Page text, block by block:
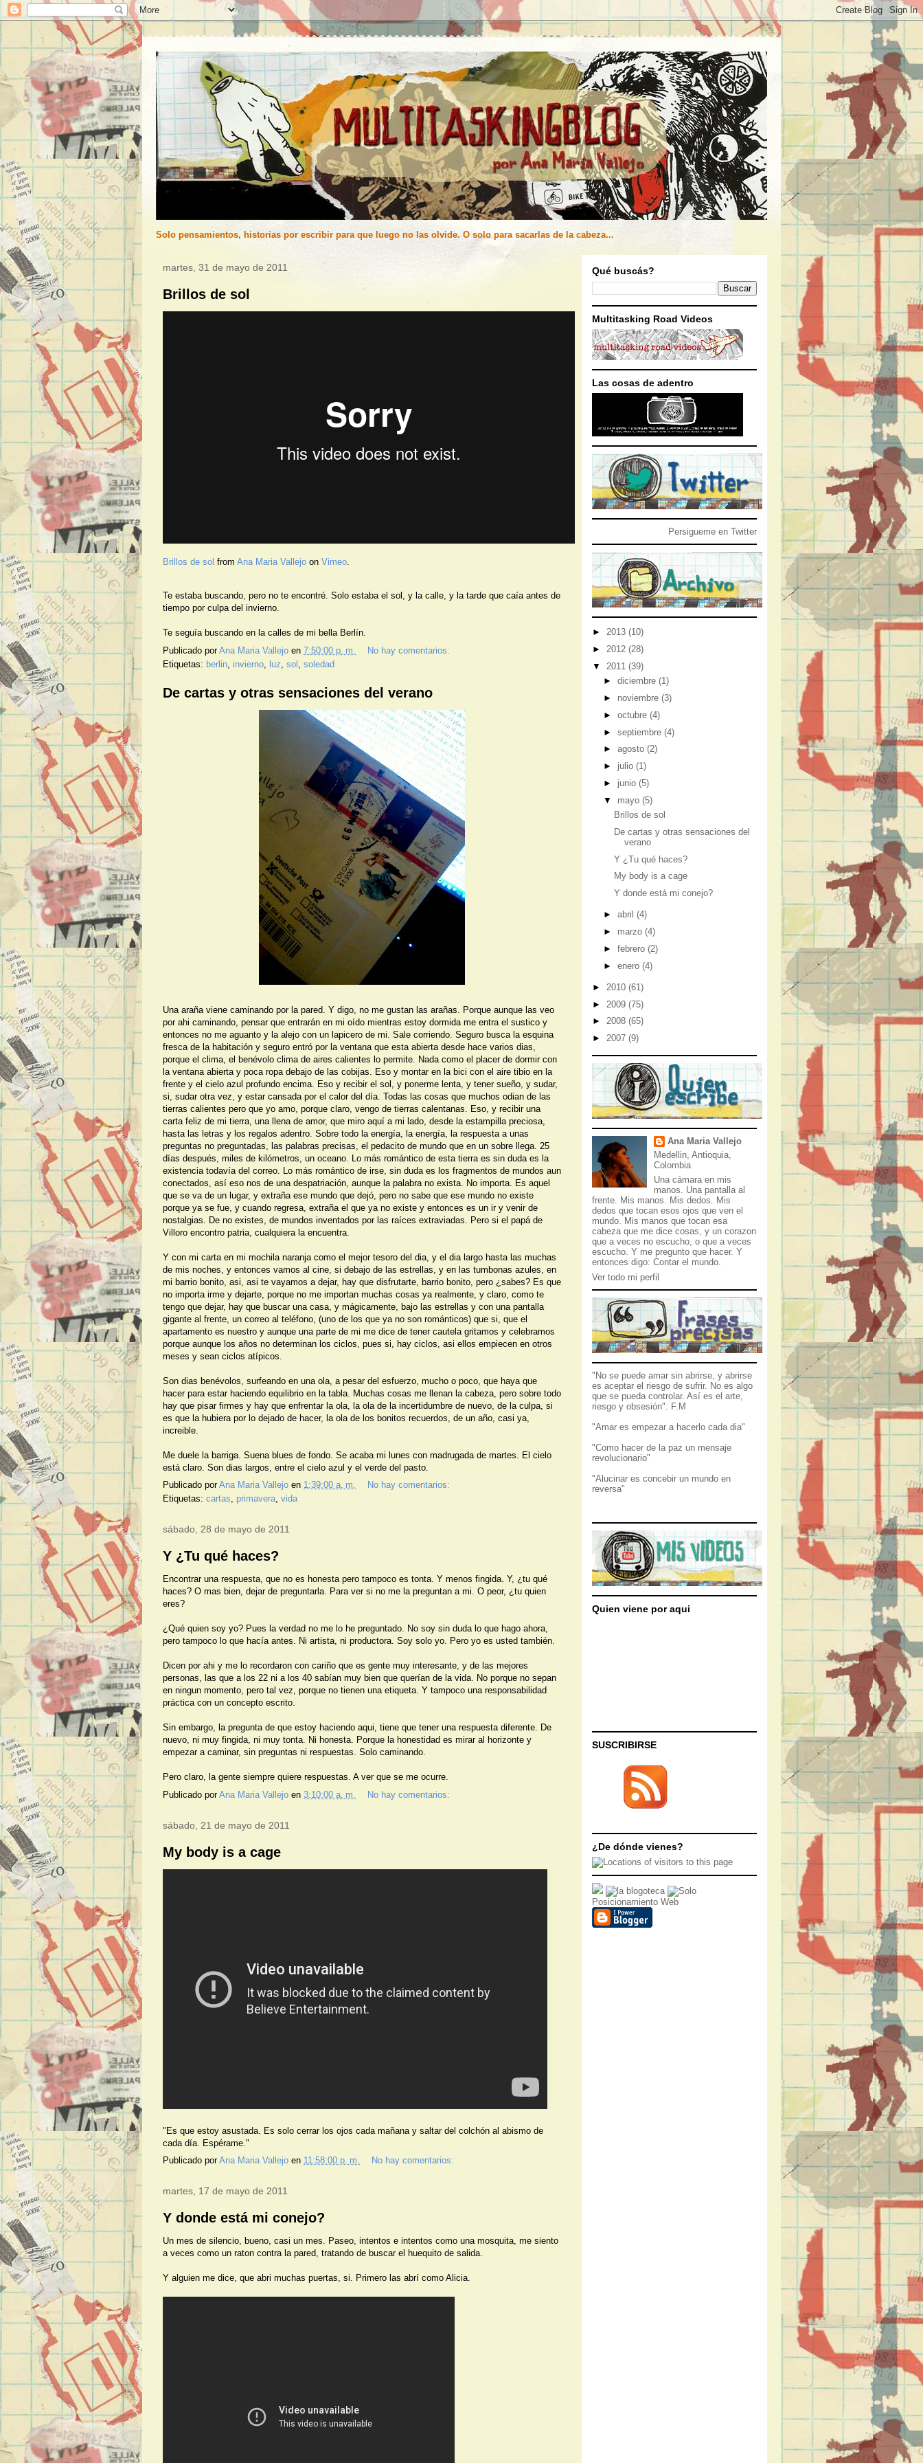
Solo pensamientos, historias por escribir para que luego no las olvide. O solo para sacarlas de la cabeza...
martes, 31 de mayo de 2011
Brillos de sol
Brillos de sol from Ana Maria Vallejo on Vimeo.
Te estaba buscando, pero no te encontré. Solo estaba el sol, y la calle, y la tarde que caía antes de
tiempo por culpa del invierno.
Te seguía buscando en la calles de mi bella Berlín.
Publicado porAna Maria Vallejo en 7:50:00 p. m.
No hay comentarios:
Etiquetas: berlin invierno luz sol soledad
De cartas y otras sensaciones del verano
Una araña viene caminando por la pared. Y digo, no me gustan las arañas. Porque aunque las veo
por ahi caminando, pensar que entrarán en mi oído mientras estoy dormida me entra el sustico y
entonces no me aguanto y la alejo con un lapicero de mi. Sale corriendo. Seguro busca la esquina
fresca de la habitación y seguro entró por la ventana que esta abierta desde hace varios dias,
porque el clima, el benévolo clima de aires calientes lo permite. Nada como el placer de dormir con
la ventana abierta y poca ropa debajo de las cobijas. Eso y montar en la bici con el aire tibio en la
frente y el cielo azul profundo encima. Eso y recibir el sol, y ponerme lenta, y tener sueño, y sudar,
si, sudar otra vez, y estar cansada por el calor del día. Todas las cosas que muchos odian de las
tierras calientes pero que yo amo, porque claro, vengo de tierras calentanas. Eso, y recibir una
carta feliz de mi tierra, una llena de amor, que miro aquí a mi lado, desde la estampilla preciosa,
hasta las letras y los regalos adentro. Sobre todo la energía, la energía, la respuesta a unas
preguntas no preguntadas, las palabras precisas, el pedacito de mundo que en un sobre llega. 25
días después, miles de kilómetros, un oceano. Lo más romántico de esta tierra es sin duda es la
existencia todavía del correo. Lo más romántico de irse, sin duda es los fragmentos de mundos aun
conectados, así eso nos de una despatriación, aunque la palabra no exista. No importa. Es aquel
que se va de un lugar, y extraña ese mundo que dejó, pero no sabe que ese mundo no existe
porque ya se fue, y cuando regresa, extraña el que ya no existe y entonces es un ir y venir de
nostalgias. De no existes, de mundos inventados por las raíces extraviadas. Pero si el papá de
Villoro encontro patria, cualquiera la encuentra.
Y con mi carta en mi mochila naranja como el mejor tesoro del dia, y el dia largo hasta las muchas
de mis noches, y entonces vamos al cine, si debajo de las estrellas, y en las tumbonas azules, en
mi barrio bonito, asi, asi te vayamos a dejar, hay que disfrutarte, barrio bonito, pero ¿sabes? Es que
no importa irme y dejarte, porque no me importan muchas cosas ya realmente, y claro, como te
tengo que dejar, hay que buscar una casa, y mágicamente, bajo las estrellas y con una pantalla
gigante al frente, un correo al teléfono, (uno de los que ya no son románticos) que si, que el
apartamento es nuestro y aunque una parte de mi me dice de tener cautela gritamos y celebramos
porque aunque los años no determinan los ciclos, pues si, hay ciclos, asi ellos empiecen en otros
meses y sean ciclos atípicos.
Son dias benévolos, surfeando en una ola, a pesar del esfuerzo, mucho o poco, que haya que
hacer para estar haciendo equilibrio en la tabla. Muchas cosas me llenan la cabeza, pero sobre todo
hay que pisar firmes y hay que enfrentar la ola, la ola de la incertidumbre de nuevo, de la culpa, si
es que la hubiera por lo dejado de hacer, la ola de los bonitos recuerdos, de un año, casi ya,
increible.
Me duele la barriga. Suena blues de fondo. Se acaba mi lunes con madrugada de martes. El cielo
está claro. Son dias largos, entre el cielo azul y el verde del pasto.
Publicado porAna Maria Vallejo en 1:39:00 a. m.
No hay comentarios:
Etiquetas: cartas, primavera, vida
sábado, 28 de mayo de 2011
Y ¿Tu qué haces?
Encontrar una respuesta, que no es honesta pero tampoco es tonta. Y menos fingida. Y, ¿tu qué
haces? O mas bien, dejar de preguntarla. Para ver si no me la preguntan a mi. O peor, ¿tu quien
eres?
¿Qué quien soy yo? Pues la verdad no me lo he preguntado. No soy sin duda lo que hago ahora,
pero tampoco lo que hacía antes. Ni artista, ni productora. Soy solo yo. Pero yo es usted también.
Dicen por ahi y me lo recordaron con cariño que es gente muy interesante, y de las mejores
personas, las que a los 22 ni a los 40 sabían muy bien que querían de la vida. No porque no sepan
en ningun momento, pero tal vez, porque no tienen una etiqueta. Y tampoco una responsabilidad
práctica con un concepto escrito.
Sin embargo, la pregunta de que estoy haciendo aqui, tiene que tener una respuesta diferente. De
nuevo, ni muy fingida, ni muy tonta. Ni honesta. Porque la honestidad es mirar al horizonte y
empezar a caminar, sin preguntas ni respuestas. Solo caminando.
Pero claro, la gente siempre quiere respuestas. A ver que se me ocurre.
Publicado porAna Maria Vallejo en 3:10:00 a. m. No hay comentarios:
sábado, 21 de mayo de 2011
My body is a cage
"Es que estoy asustada. Es solo cerrar los ojos cada mañana y saltar del colchón al abismo de
cada día. Espérame."
Publicado porAna Maria Vallejo en 11:58:00 p. m. No hay comentarios:
martes, 17 de mayo de 2011
Y donde está mi conejo?
Un mes de silencio, bueno, casi un mes. Paseo, intentos e intentos como una mosquita, me siento
a veces como un raton contra la pared, tratando de buscar el huequito de salida.
Y alguien me dice, que abri muchas puertas, si. Primero las abrí como Alicia.
Qué buscás?
Multitasking Road Videos
Las cosas de adentro
Persigueme en Twitter
► 2013 (10)
► 2012 (28)
▼ 2011 (39)
► diciembre (1)
► noviembre (3)
► octubre (4)
► septiembre (4)
► agosto (2)
► julio (1)
► junio (5)
▼ mayo (5)
Brillos de sol
De cartas y otras sensaciones del
verano
Y ¿Tu qué haces?
My body is a cage
Y donde está mi conejo?
► abril (4)
► marzo (4)
► febrero (2)
► enero (4)
► 2010 (61)
► 2009 (75)
► 2008 (65)
► 2007 (9)
Ana Maria Vallejo
Medellin, Antioquia,
Colombia
Una cámara en mis
manos. Una pantalla al
frente. Mis manos. Mis dedos. Mis
dedos que tocan esos ojos que ven el
mundo. Mis manos que tocan esa
cabeza que me dice cosas, y un corazon
que a veces no escucho, o que a veces
escucho. Y me pregunto que hacer. Y
entonces digo: Contar el mundo.
Ver todo mi perfil
"No se puede amar sin abrirse, y abrirse
es aceptar el riesgo de sufrir. No es algo
que se pueda controlar. Así es el arte,
riesgo y obsesión". F.M
"Amar es empezar a hacerlo cada dia"
"Como hacer de la paz un mensaje
revolucionario"
"Alucinar es concebir un mundo en
reversa"
Quien viene por aqui
SUSCRIBIRSE
¿De dónde vienes?
Posicionamiento Web